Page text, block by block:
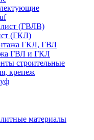
(ГВЛВ)
(ГКЛ)
ГКЛ, ГВЛ
ГВЛ и ГКЛ
строительные
крепеж
материалы